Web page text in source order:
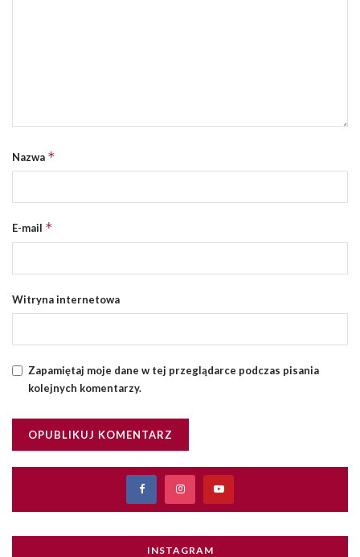
Nazwa *
E-mail *
Witryna internetowa
Zapamiętaj moje dane w tej przeglądarce podczas pisania
kolejnych komentarzy.
INSTAGRAM